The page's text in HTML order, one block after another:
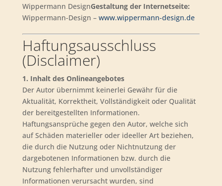
Wippermann DesignGestaltung der Internetseite:
Wippermann-Design – www.wippermann-design.de
Haftungsausschluss
(Disclaimer)
1. Inhalt des Onlineangebotes
Der Autor übernimmt keinerlei Gewähr für die
Aktualität, Korrektheit, Vollständigkeit oder Qualität
der bereitgestellten Informationen.
Haftungsansprüche gegen den Autor, welche sich
auf Schäden materieller oder ideeller Art beziehen,
die durch die Nutzung oder Nichtnutzung der
dargebotenen Informationen bzw. durch die
Nutzung fehlerhafter und unvollständiger
Informationen verursacht wurden, sind